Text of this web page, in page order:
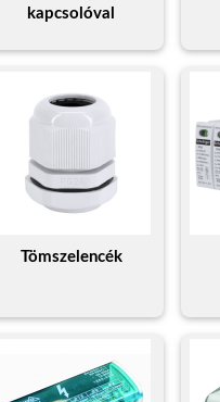
kapcsolóval
Tömszelencék